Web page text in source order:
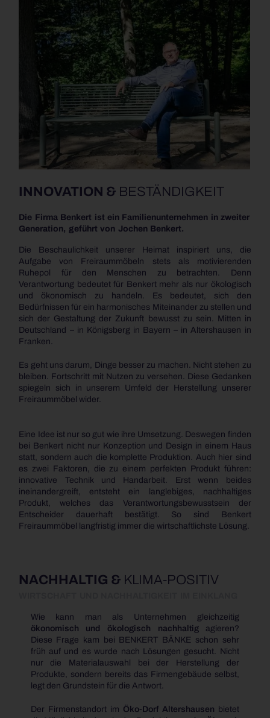
INNOVATION & BESTÄNDIGKEIT
Die Firma Benkert ist ein Familien­unternehmen in zweiter
Generation, geführt von Jochen Benkert.
Die Beschaulichkeit unserer Heimat inspiriert uns, die
Aufgabe von Freiraummöbeln stets als motivierenden
Ruhepol für den Menschen zu betrachten. Denn
Verantwortung bedeutet für Benkert mehr als nur ökologisch
und ökonomisch zu handeln. Es bedeutet, sich den
Bedürfnissen für ein harmonisches Miteinander zu stellen und
sich der Gestaltung der Zukunft bewusst zu sein. Mitten in
Deutschland – in Königsberg in Bayern – in Altershausen in
Franken.
Es geht uns darum, Dinge besser zu machen. Nicht stehen zu
bleiben. Fortschritt mit Nutzen zu versehen. Diese Gedanken
spiegeln sich in unserem Umfeld der Herstellung unserer
Freiraummöbel wider.
Eine Idee ist nur so gut wie ihre Umsetzung. Deswegen finden
bei Benkert nicht nur Konzeption und Design in einem Haus
statt, sondern auch die komplette Produktion. Auch hier sind
es zwei Faktoren, die zu einem perfekten Produkt führen:
innovative Technik und Handarbeit. Erst wenn beides
ineinandergreift, entsteht ein langlebiges, nachhaltiges
Produkt, welches das Verantwortungsbewusstsein der
Entscheider dauerhaft bestätigt. So sind Benkert
Freiraummöbel langfristig immer die wirtschaftlichste Lösung.
NACHHALTIG & KLIMA-POSITIV
Wie kann man als Unternehmen gleichzeitig
ökonomisch und ökologisch nachhaltigagieren?
Diese Frage kam bei BENKERT BÄNKE schon sehr
früh auf und es wurde nach Lösungen gesucht. Nicht
nur die Materialauswahl bei der Herstellung der
Produkte, sondern bereits das Firmengebäude selbst,
legt den Grundstein für die Antwort.
Der Firmenstandort im Öko-Dorf Altershausen bietet